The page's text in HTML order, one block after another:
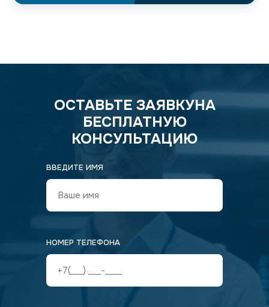
ОСТАВЬТЕ ЗАЯВКУНА
БЕСПЛАТНУЮ
КОНСУЛЬТАЦИЮ
ВВЕДИТЕ ИМЯ
НОМЕР ТЕЛЕФОНА